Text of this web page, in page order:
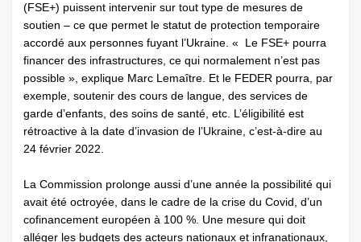
(FSE+) puissent intervenir sur tout type de mesures de
soutien – ce que permet le statut de protection temporaire
accordé aux personnes fuyant l’Ukraine. « Le FSE+ pourra
financer des infrastructures, ce qui normalement n’est pas
possible », explique Marc Lemaître. Et le FEDER pourra, par
exemple, soutenir des cours de langue, des services de
garde d’enfants, des soins de santé, etc. L’éligibilité est
rétroactive à la date d’invasion de l’Ukraine, c’est-à-dire au
24 février 2022.
La Commission prolonge aussi d’une année la possibilité qui
avait été octroyée, dans le cadre de la crise du Covid, d’un
cofinancement européen à 100 %. Une mesure qui doit
alléger les budgets des acteurs nationaux et infranationaux,